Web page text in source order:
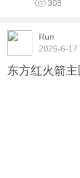
308
Run
2026-6-17
东方红火箭